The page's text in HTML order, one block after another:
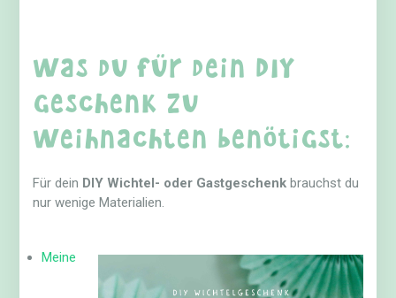
Was du für dein DIY
Geschenk zu
Weihnachten benötigst:
Für dein DIY Wichtel- oder Gastgeschenk brauchst du
nur wenige Materialien.
Meine